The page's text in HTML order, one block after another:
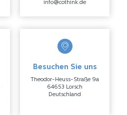
info@cothink.de
Besuchen Sie uns
Theodor-Heuss-Straße 9a
64653 Lorsch
Deutschland